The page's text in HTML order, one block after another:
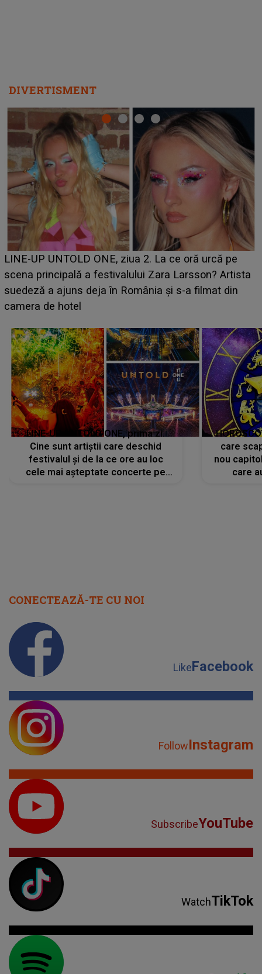
DIVERTISMENT
Ce a dezvăluit noua concurentă din "Casa Iubirii" l-a
luat prin surprindere pe Emanuel. CINE ESTE
BĂIATUL VIZAT de Alexandra?! Aflându-se în fața
faptului împlinit, A RECUNOSCUT IMEDIAT: "Am
LINE-UP UNTOLD ONE, prima zi.
Cine sunt artiștii care deschid
festivalul și de la ce ore au loc
cele mai așteptate concerte pe
care
nou
care
CONECTEAZĂ-TE CU NOI
LikeFacebook
FollowInstagram
SubscribeYouTube
WatchTikTok